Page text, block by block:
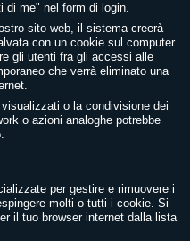
di me" nel form di login.
sito web, il sistema creerà
con un cookie sul computer.
gli utenti fra gli accessi alle
che verrà eliminato una
o la condivisione dei
o azioni analoghe potrebbe
per gestire e rimuovere i
molti o tutti i cookie. Si
il tuo browser internet dalla lista